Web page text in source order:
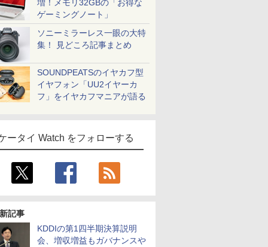
増！メモリ32GBの「お得な
ゲーミングノート」
ソニーミラーレス一眼の大特
集！ 見どころ記事まとめ
SOUNDPEATSのイヤカフ型
イヤフォン「UU2イヤーカ
フ」をイヤカフマニアが語る
ータイ Watch をフォローする
記事
KDDIの第1四半期決算説明
会、増収増益もガバナンスや